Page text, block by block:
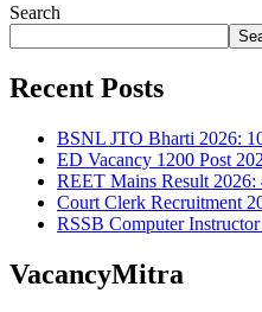
Search
Recent Posts
BSNL JTO Bharti 2026:
ED Vacancy 1200 Post
REET Mains Result 2026:
Court Clerk Recruitment
RSSB Computer Instructor
VacancyMitra